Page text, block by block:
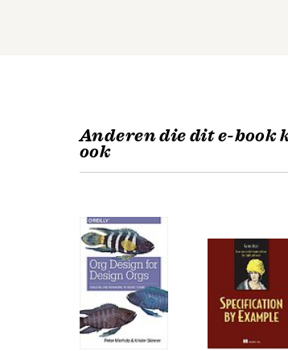
Anderen die dit e-book
ook